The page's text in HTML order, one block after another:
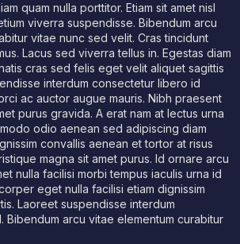
quam nulla porttitor. Etiam sit amet nisl
viverra suspendisse. Bibendum arcu
vitae nunc sed velit. Cras tincidunt
Lacus sed viverra tellus in. Egestas diam
cras sed felis eget velit aliquet sagittis
interdum consectetur libero id
ac auctor augue mauris. Nibh praesent
purus gravida. A erat nam at lectus urna
odio aenean sed adipiscing diam
convallis aenean et tortor at risus
magna sit amet purus. Id ornare arcu
nulla facilisi morbi tempus iaculis urna id
eget nulla facilisi etiam dignissim
Laoreet suspendisse interdum
Bibendum arcu vitae elementum curabitur